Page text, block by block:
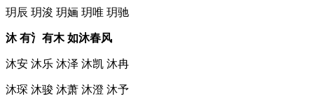
玥辰 玥浚 玥婳 玥唯 玥驰
沐 有氵有木 如沐春风
沐安 沐乐 沐泽 沐凯 沐冉
沐琛 沐骏 沐萧 沐澄 沐予